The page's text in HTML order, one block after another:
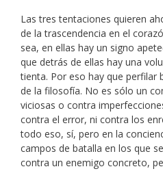
Las tres tentaciones quieren
de la trascendencia en el
sea, en ellas hay un signo
que detrás de ellas hay una
tienta. Por eso hay que perfilar
de la filosofía. No es sólo un
viciosas o contra
contra el error, ni contra los
todo eso, sí, pero en la
campos de batalla en los que
contra un enemigo concreto,